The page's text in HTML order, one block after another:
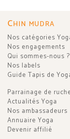
CHIN MUDRA
Nos catégories
Nos engagements
Qui sommes-nous ?
Nos labels
Guide Tapis de
Parrainage de
Actualités Yoga
Nos ambassadeurs
Annuaire Yoga
Devenir affilié